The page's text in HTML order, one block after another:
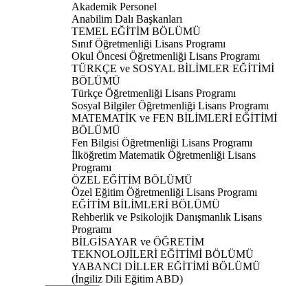
Akademik Personel
Anabilim Dalı Başkanları
TEMEL EĞİTİM BÖLÜMÜ
Sınıf Öğretmenliği Lisans Programı
Okul Öncesi Öğretmenliği Lisans Programı
TÜRKÇE ve SOSYAL BİLİMLER EĞİTİMİ
BÖLÜMÜ
Türkçe Öğretmenliği Lisans Programı
Sosyal Bilgiler Öğretmenliği Lisans Programı
MATEMATİK ve FEN BİLİMLERİ EĞİTİMİ
BÖLÜMÜ
Fen Bilgisi Öğretmenliği Lisans Programı
İlköğretim Matematik Öğretmenliği Lisans
Programı
ÖZEL EĞİTİM BÖLÜMÜ
Özel Eğitim Öğretmenliği Lisans Programı
EĞİTİM BİLİMLERİ BÖLÜMÜ
Rehberlik ve Psikolojik Danışmanlık Lisans
Programı
BİLGİSAYAR ve ÖĞRETİM
TEKNOLOJİLERİ EĞİTİMİ BÖLÜMÜ
YABANCI DİLLER EĞİTİMİ BÖLÜMÜ
(İngiliz Dili Eğitim ABD)